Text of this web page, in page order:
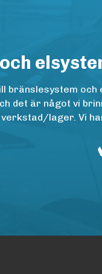
och
det är något vi
lager. Vi